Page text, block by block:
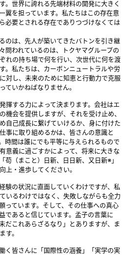
。世界に誇れる先端材料の開発に大きく
翼を担っています。私たちはこの存在意
必要とされる存在でありつづけなくては
のは、先人が築いてきたバトンを引き継
問われているのは、トクヤマグループの
れの持ち場で何を行い、次世代に何を渡
。私たちは、カーボンニュートラルや労
対し、未来のために知恵と行動力で克服
ていかねばなりません。
揮する力によって決まります。会社はエ
機会を提供しますが、それを受け止め、
自己成長に繋げていけるか、身に付けた
事に取り組めるかは、皆さんの意識と
時間は誰にでも平等に与えられるもので
意義に過ごすかによって、将来に大きな
苟（まこと）日新、日日新、又日新※」
上・進歩してください。
験の状況に直面していくわけですが、私
いるわけではなく、失敗しながらも全力
っています。そして、その仕事への真心
であると信じています。孟子の言葉に
だこれあらざるなり」とありますが、ま
す。
く皆さんに「国際性の涵養」「実学の実